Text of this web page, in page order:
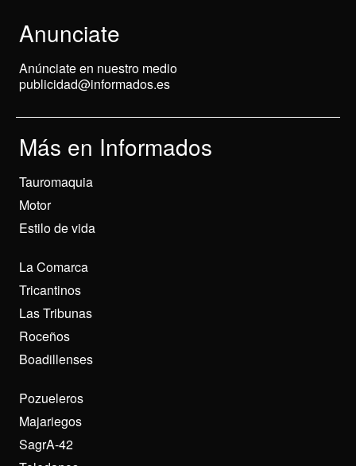
Anunciate
Anúnciate en nuestro medio
publicidad@informados.es
Más en Informados
Tauromaquia
Motor
Estilo de vida
La Comarca
Tricantinos
Las Tribunas
Roceños
Boadillenses
Pozueleros
Majariegos
SagrA-42